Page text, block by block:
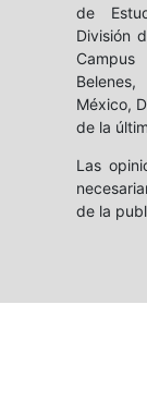
de
División
México,
de la
Las
de la